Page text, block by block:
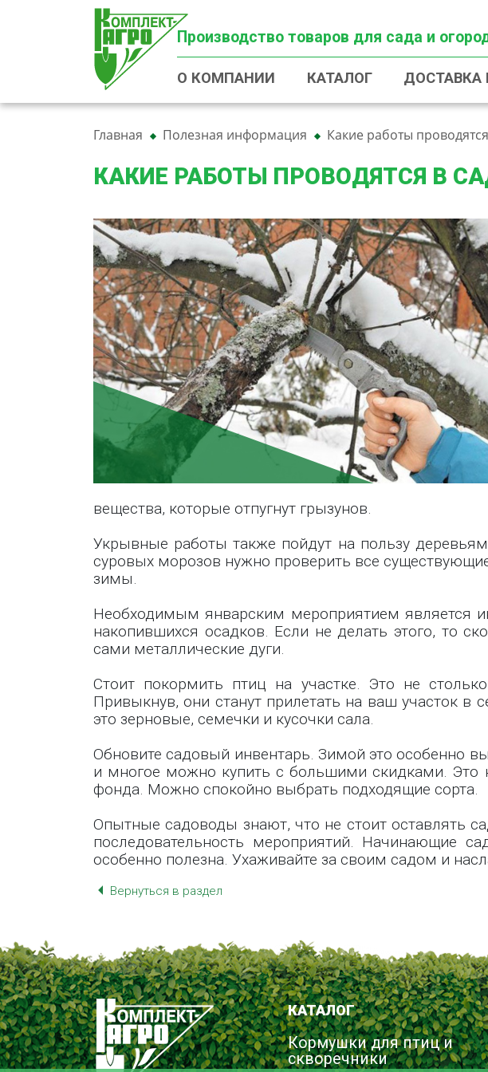
Производство товаров для сада и
О КОМПАНИИ КАТАЛОГ ДОСТАВКА
Главная Полезная информация Какие работы
КАКИЕ РАБОТЫ ПРОВОДЯТСЯ В
вещества, которые отпугнут грызунов.
Укрывные работы также пойдут на пользу
суровых морозов нужно проверить все
зимы.
Необходимым январским мероприятием является
накопившихся осадков. Если не делать этого, то
сами металлические дуги.
Стоит покормить птиц на участке. Это не
Привыкнув, они станут прилетать на ваш участок
это зерновые, семечки и кусочки сала.
Обновите садовый инвентарь. Зимой это особенно
и многое можно купить с большими скидками. Это
фонда. Можно спокойно выбрать подходящие сорта.
Опытные садоводы знают, что не стоит оставлять
последовательность мероприятий. Начинающие
особенно полезна. Ухаживайте за своим садом и
Вернуться в раздел
КАТАЛОГ
Кормушки для птиц и
скворечники